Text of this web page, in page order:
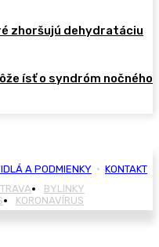
zhoršujú dehydratáciu
ísť o syndróm nočného
A PODMIENKY • KONTAKT
BYLINKY
KORONAVÍRUS